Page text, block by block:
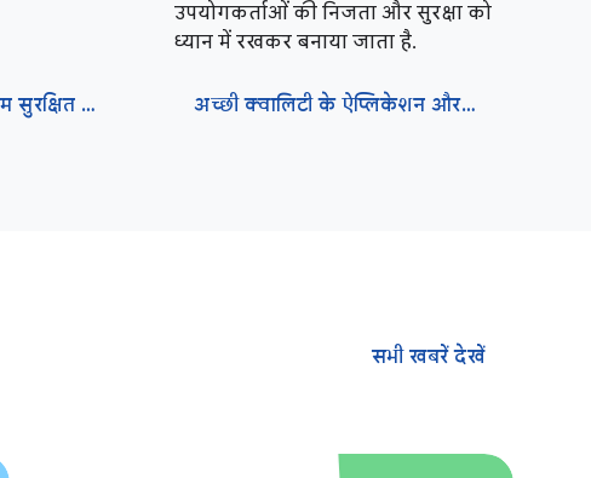
अपने ऐप्लिकेशन और गेम सुरक्षित रखें
उपयोगकर्ताओं की निजता और सुरक्षा को
ध्यान में रखकर बनाया जाता है.
अच्छी क्वालिटी के ऐप्लिकेशन और गेम बनाना
सभी खबरें देखें